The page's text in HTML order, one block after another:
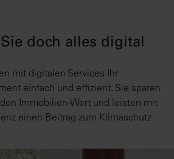
doch alles digital
mit digitalen Services Ihr
einfach und effizient. Sie sparen
Immobilien-Wert und leisten mit
einen Beitrag zum Klimaschutz.